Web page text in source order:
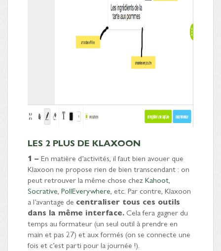
LES 2 PLUS DE KLAXOON
1 – En matière d’activités, il faut bien avouer que
Klaxoon ne propose rien de bien transcendant : on
peut retrouver la même chose chezKahoot,
Socrative, PollEverywhere, etc. Par contre, Klaxoon
a l’avantage de centraliser tous ces outils
dans la même interface. Cela fera gagner du
temps au formateur (un seul outil à prendre en
main et pas 27) et aux formés (on se connecte une
fois et c’est parti pour la journée !).